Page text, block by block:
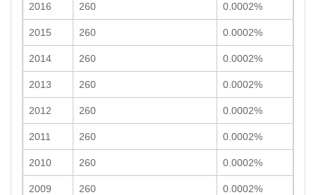
2016 260 0.0002%
2015 260 0.0002%
2014 260 0.0002%
2013 260 0.0002%
2012 260 0.0002%
2011 260 0.0002%
2010 260 0.0002%
2009 260 0.0002%